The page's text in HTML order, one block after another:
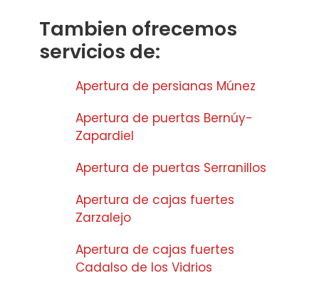
Tambien ofrecemos
servicios de:
Apertura de persianas Múnez
Apertura de puertas Bernúy-
Zapardiel
Apertura de puertas Serranillos
Apertura de cajas fuertes
Zarzalejo
Apertura de cajas fuertes
Cadalso de los Vidrios